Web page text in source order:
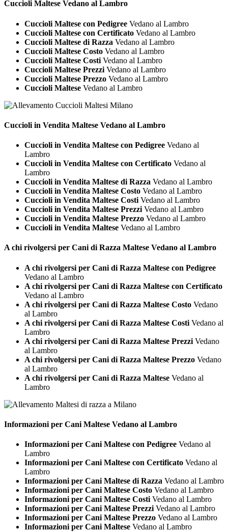
Cuccioli Maltese Vedano al Lambro
Cuccioli Maltese con Pedigree Vedano al Lambro
Cuccioli Maltese con Certificato Vedano al Lambro
Cuccioli Maltese di Razza Vedano al Lambro
Cuccioli Maltese Costo Vedano al Lambro
Cuccioli Maltese Costi Vedano al Lambro
Cuccioli Maltese Prezzi Vedano al Lambro
Cuccioli Maltese Prezzo Vedano al Lambro
Cuccioli Maltese Vedano al Lambro
Cuccioli in Vendita Maltese Vedano al Lambro
Cuccioli in Vendita Maltese con Pedigree Vedano al
Lambro
Cuccioli in Vendita Maltese con Certificato Vedano al
Lambro
Cuccioli in Vendita Maltese di Razza Vedano al Lambro
Cuccioli in Vendita Maltese Costo Vedano al Lambro
Cuccioli in Vendita Maltese Costi Vedano al Lambro
Cuccioli in Vendita Maltese Prezzi Vedano al Lambro
Cuccioli in Vendita Maltese Prezzo Vedano al Lambro
Cuccioli in Vendita Maltese Vedano al Lambro
A chi rivolgersi per Cani di Razza Maltese Vedano al Lambro
A chi rivolgersi per Cani di Razza Maltese con Pedigree
Vedano al Lambro
A chi rivolgersi per Cani di Razza Maltese con Certificato
Vedano al Lambro
A chi rivolgersi per Cani di Razza Maltese Costo Vedano
al Lambro
A chi rivolgersi per Cani di Razza Maltese Costi Vedano al
Lambro
A chi rivolgersi per Cani di Razza Maltese Prezzi Vedano
al Lambro
A chi rivolgersi per Cani di Razza Maltese Prezzo Vedano
al Lambro
A chi rivolgersi per Cani di Razza Maltese Vedano al
Lambro
Informazioni per Cani Maltese Vedano al Lambro
Informazioni per Cani Maltese con Pedigree Vedano al
Lambro
Informazioni per Cani Maltese con Certificato Vedano al
Lambro
Informazioni per Cani Maltese di Razza Vedano al Lambro
Informazioni per Cani Maltese Costo Vedano al Lambro
Informazioni per Cani Maltese Costi Vedano al Lambro
Informazioni per Cani Maltese Prezzi Vedano al Lambro
Informazioni per Cani Maltese Prezzo Vedano al Lambro
Informazioni per Cani Maltese Vedano al Lambro